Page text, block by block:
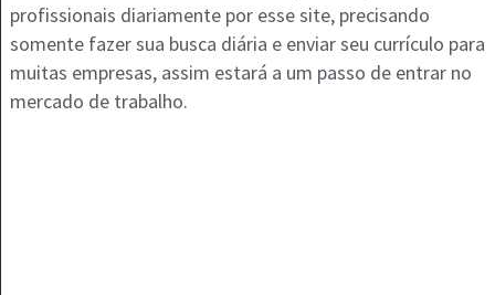
profissionais diariamente por esse site, precisando
somente fazer sua busca diária e enviar seu currículo para
muitas empresas, assim estará a um passo de entrar no
mercado de trabalho.